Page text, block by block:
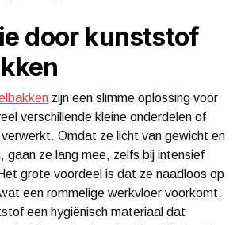
door kunststof
zijn een slimme oplossing voor
verschillende kleine onderdelen of
Omdat ze licht van gewicht en
gaan ze lang mee, zelfs bij intensief
grote voordeel is dat ze naadloos op
een rommelige werkvloer voorkomt.
een hygiënisch materiaal dat